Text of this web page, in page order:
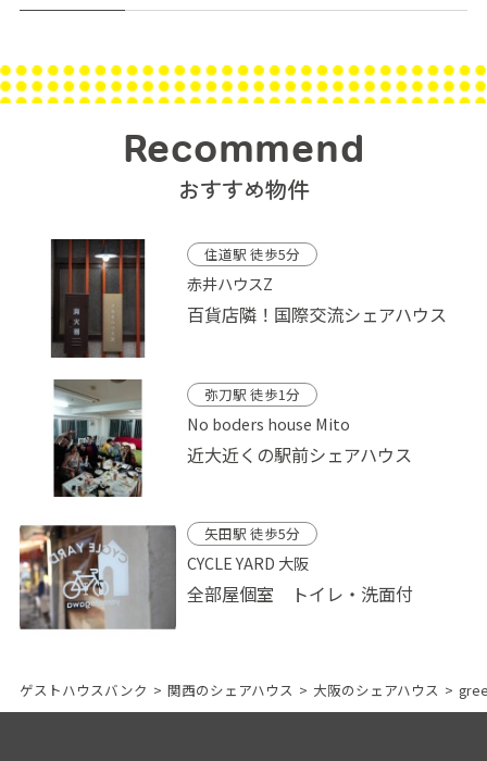
Recommend
おすすめ物件
住道駅 徒歩5分
赤井ハウスZ
百貨店隣！国際交流シェアハウス
弥刀駅 徒歩1分
No boders house Mito
近大近くの駅前シェアハウス
矢田駅 徒歩5分
CYCLE YARD 大阪
全部屋個室 トイレ・洗面付
ゲストハウスバンク > 関西のシェアハウス > 大阪のシェアハウス >